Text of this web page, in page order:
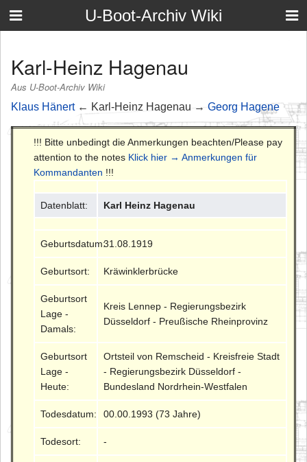
U-Boot-Archiv Wiki
Karl-Heinz Hagenau
Aus U-Boot-Archiv Wiki
Klaus Hänert← Karl-Heinz Hagenau → Georg Hagene
!!! Bitte unbedingt die Anmerkungen beachten/Please pay
attention to the notes Klick hier → Anmerkungen für
Kommandanten !!!
Datenblatt: Karl Heinz Hagenau
Geburtsdatum:31.08.1919
Geburtsort: Kräwinklerbrücke
Geburtsort
Lage -
Damals:
Kreis Lennep - Regierungsbezirk
Düsseldorf - Preußische Rheinprovinz
Geburtsort
Lage -
Heute:
Ortsteil von Remscheid - Kreisfreie Stadt
- Regierungsbezirk Düsseldorf -
Bundesland Nordrhein-Westfalen
Todesdatum: 00.00.1993 (73 Jahre)
Todesort: -